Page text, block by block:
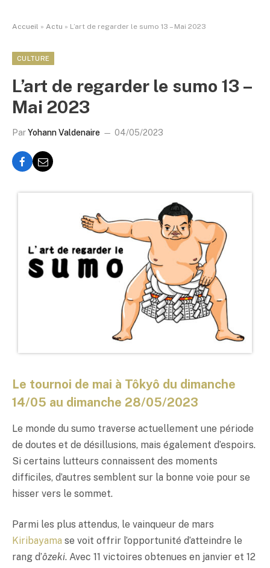
Accueil » Actu » L’art de regarder le sumo 13 – Mai 2023
CULTURE
L’art de regarder le sumo 13 –
Mai 2023
ParYohann Valdenaire 04/05/2023
Le tournoi de mai à Tôkyô du dimanche
14/05 au dimanche 28/05/2023
Le monde du sumo traverse actuellement une période
de doutes et de désillusions, mais également d’espoirs.
Si certains lutteurs connaissent des moments
difficiles, d’autres semblent sur la bonne voie pour se
hisser vers le sommet.
Parmi les plus attendus, le vainqueur de mars
Kiribayama se voit offrir l’opportunité d’atteindre le
rang d’ôzeki. Avec 11 victoires obtenues en janvier et 12